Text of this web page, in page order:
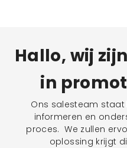
Hallo, wij
in
Ons salesteam
informeren en
proces. We zullen
oplossing krijgt